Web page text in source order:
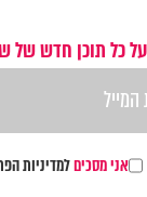
כל תוכן חדש של
אני מסכיםלמדיניות